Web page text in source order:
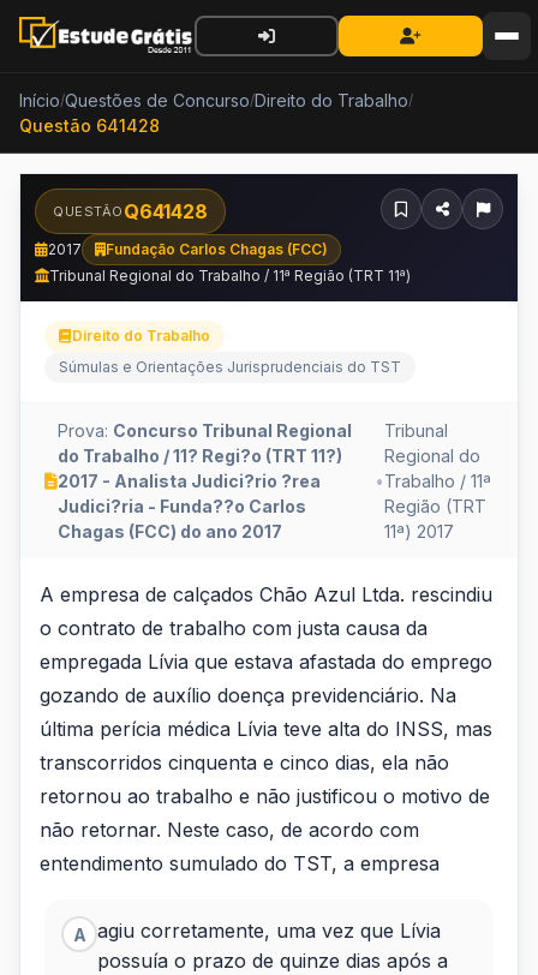
Início/Questões de Concurso/Direito do Trabalho/
Questão 641428
QUESTÃO Q641428
2017
Fundação Carlos Chagas (FCC)
Tribunal Regional do Trabalho / 11ª Região (TRT 11ª)
Direito do Trabalho
Súmulas e Orientações Jurisprudenciais do TST
Prova: Concurso Tribunal Regional
do Trabalho / 11? Regi?o (TRT 11?)
2017 - Analista Judici?rio ?rea
Judici?ria - Funda??o Carlos
Chagas (FCC) do ano 2017
•
Tribunal
Regional do
Trabalho / 11ª
Região (TRT
11ª) 2017
A
empresa
de
calçados
Chão
Azul
Ltda.
rescindiu
A empresa de calçados Chão Azul Ltda. rescindiu
o contrato de trabalho com justa causa da
empregada Lívia que estava afastada do emprego
gozando de auxílio doença previdenciário. Na
última perícia médica Lívia teve alta do INSS, mas
transcorridos cinquenta e cinco dias, ela não
retornou ao trabalho e não justificou o motivo de
não retornar. Neste caso, de acordo com
entendimento sumulado do TST, a empresa
A agiu corretamente, uma vez que Lívia
possuía o prazo de quinze dias após a